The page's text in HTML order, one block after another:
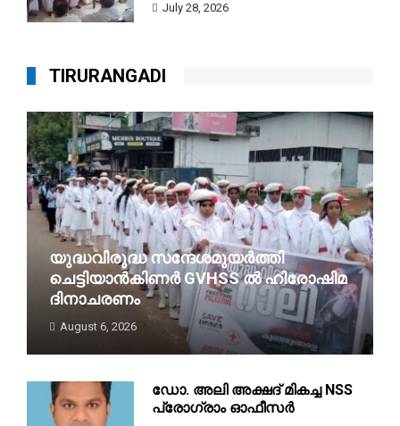
July 28, 2026
TIRURANGADI
യുദ്ധവിരുദ്ധ സന്ദേശമുയർത്തി
ചെട്ടിയാൻകിണർ GVHSS ൽ ഹിരോഷിമ
ദിനാചരണം
August 6, 2026
ചെട്ടിയാൻകിണർ: ചെട്ടിയാൻകിണർ
ഡോ. അലി അക്ഷദ് മികച്ച NSS
പ്രോഗ്രാം ഓഫീസർ